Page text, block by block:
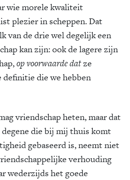
wie morele kwaliteit
plezier in scheppen. Dat
van de drie wel degelijk een
kan zijn: ook de lagere zijn
op voorwaarde datze
definitie die we hebben
vriendschap heten, maar dat
die bij mij thuis komt
gebaseerd is, neemt niet
verhouding
wederzijds het goede